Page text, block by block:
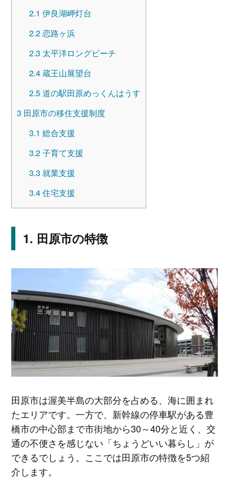
2.1 伊良湖岬灯台
2.2恋路ヶ浜
2.3 太平洋ロングビーチ
2.4蔵王山展望台
2.5道の駅田原めっくんはうす
3 田原市の移住支援制度
3.1 総合支援
3.2子育て支援
3.3 就業支援
3.4住宅支援
田原市の特徴
田原市は渥美半島の大部分を占める、海に囲まれ
たエリアです。一方で、新幹線の停車駅がある豊
橋市の中心部まで市街地から30～40分と近く、交
通の不便さを感じない「ちょうどいい暮らし」が
できるでしょう。ここでは田原市の特徴を5つ紹
介します。